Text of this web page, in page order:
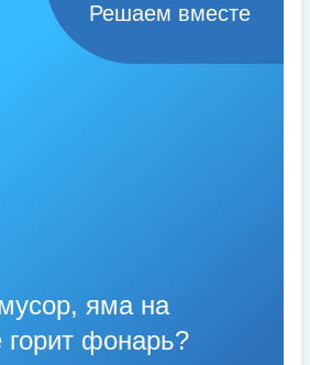
Решаем вместе
яма на
горит фонарь?